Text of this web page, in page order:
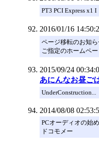
PT3 PCI Express x1 I
2016/01/16
ページ移転のお知
ご指定のホームペー
2015/09/24
あにんなお昼ご
UnderConstruction...
2014/08/08
PCオーディオの始
ドコモメー